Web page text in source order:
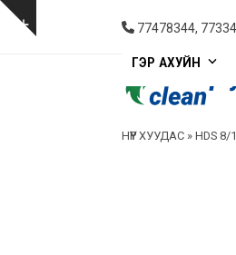
Skip
Show
77478344,
ГЭР АХУЙН
НҮҮР ХУУДАС »HDS